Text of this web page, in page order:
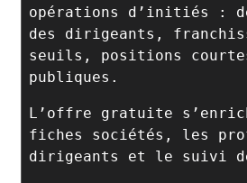
opérations d’initiés :
des dirigeants,
seuils, positions
publiques.
L’offre gratuite
fiches sociétés, les
dirigeants et le suivi